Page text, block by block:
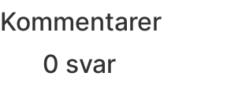
Kommentarer
0 svar